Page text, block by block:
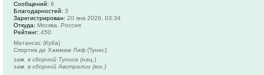
Сообщений: 6
Благодарностей: 3
Зарегистрирован: 20 янв 2026, 03:34
Откуда: Москва, Россия
Рейтинг: 450
Матансас (Куба)
Спортив де Хаммам Лиф (Тунис)
зам. в сборной Туниса (нац.)
зам. в сборной Австралии (юн.)